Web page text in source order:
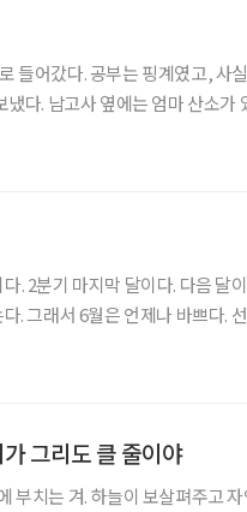
들어갔다. 공부는 핑계였고, 사
냈다. 남고사 옆에는 엄마 산소가
. 2분기 마지막 달이다. 다음 달
언제나 바쁘다. 선조들은 그걸 ‘미끈 6월’이라 했
그리도 클 줄이야
부치는 겨. 하늘이 보살펴주고